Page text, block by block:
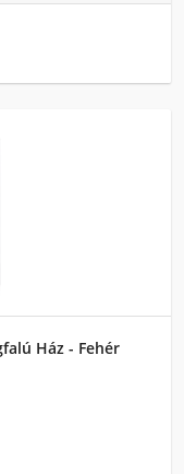
Ház - Fehér